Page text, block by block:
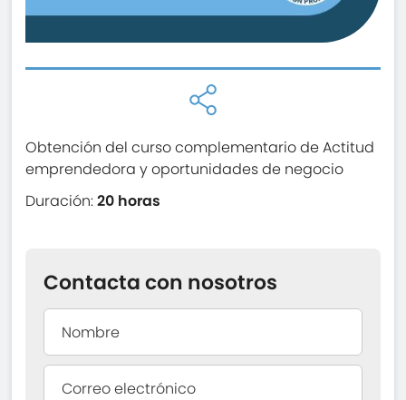
Obtención del curso complementario de Actitud
emprendedora y oportunidades de negocio
Duración:20 horas
Contacta con nosotros